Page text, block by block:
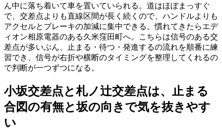
ん中に落ち着いて車を置いていられる。道はほぼまっすぐ
で、交差点よりも直線区間が長く続くので、ハンドルよりも
アクセルとブレーキの加減に集中できる。慣れてきたらエデ
ィオン相原電器のある久米窪田町へ。こちらは信号のある交
差点が多いぶん、止まる・待つ・発進するの流れを順番に練
習でき、信号が右折や横断のタイミングを整理してくれるの
で判断が一つずつになる。
小坂交差点と札ノ辻交差点は、止まる
合図の有無と坂の向きで気を抜きやす
い